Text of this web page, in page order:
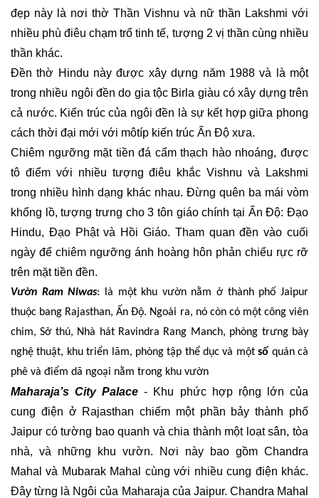
đẹp này là nơi thờ Thần Vishnu và nữ thần Lakshmi với
nhiều phù điêu chạm trổ tinh tế, tượng 2 vị thần cùng nhiều
thần khác.
Đền thờ Hindu này được xây dựng năm 1988 và là một
trong nhiều ngôi đền do gia tộc Birla giàu có xây dựng trên
cả nước. Kiến trúc của ngôi đền là sự kết hợp giữa phong
cách thời đại mới với môtíp kiến trúc Ấn Độ xưa.
Chiêm ngưỡng mặt tiền đá cẩm thạch hào nhoáng, được
tô điểm với nhiều tượng điêu khắc Vishnu và Lakshmi
trong nhiều hình dạng khác nhau. Đừng quên ba mái vòm
khổng lồ, tượng trưng cho 3 tôn giáo chính tại Ấn Độ: Đạo
Hindu, Đạo Phật và Hồi Giáo. Tham quan đền vào cuối
ngày để chiêm ngưỡng ánh hoàng hôn phản chiếu rực rỡ
trên mặt tiền đền.
Vườn Ram Niwas: là một khu vườn nằm ở thành phố Jaipur
thuộc bang Rajasthan, Ấn Độ. Ngoài ra, nó còn có một công viên
chim, Sở thú, Nhà hát Ravindra Rang Manch, phòng trưng bày
nghệ thuật, khu triển lãm, phòng tập thể dục và mộtsố quán cà
phê và điểm dã ngoại nằm trong khu vườn
Maharaja’s City Palace - Khu phức hợp rộng lớn của
cung điện ở Rajasthan chiếm một phần bảy thành phố
Jaipur có tường bao quanh và chia thành một loạt sân, tòa
nhà, và những khu vườn. Nơi này bao gồm Chandra
Mahal và Mubarak Mahal cùng với nhiều cung điện khác.
Đây từng là Ngôi của Maharaja của Jaipur. Chandra Mahal